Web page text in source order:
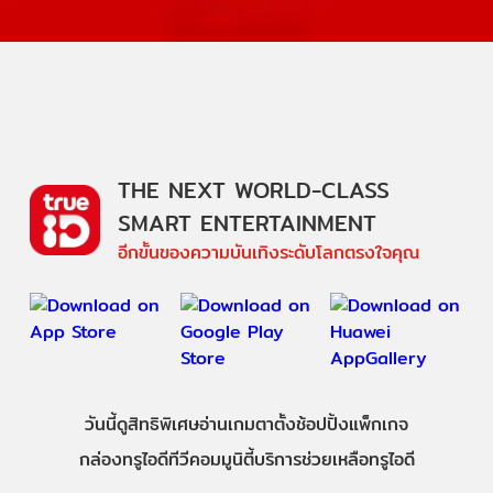
THE NEXT WORLD-CLASS
SMART ENTERTAINMENT
อีกขั้นของความบันเทิงระดับโลกตรงใจคุณ
วันนี้ดูสิทธิพิเศษอ่านเกมตาตั้งช้อปปิ้งแพ็กเกจ
กล่องทรูไอดีทีวีคอมมูนิตี้บริการช่วยเหลือทรูไอดี